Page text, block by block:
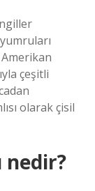
çeşitli
olarak çisil
nedir?